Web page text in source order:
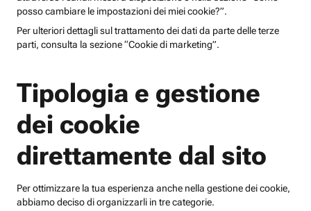
posso cambiare le impostazioni dei miei cookie?”.
Per ulteriori dettagli sul trattamento dei dati da parte delle terze
parti, consulta la sezione “Cookie di marketing”.
Tipologia e gestione
dei cookie
direttamente dal sito
Per ottimizzare la tua esperienza anche nella gestione dei cookie,
abbiamo deciso di organizzarli in tre categorie.